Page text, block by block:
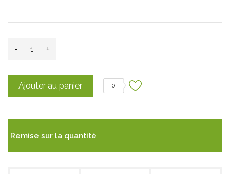
- +
Ajouter au panier 0
Remise sur la quantité